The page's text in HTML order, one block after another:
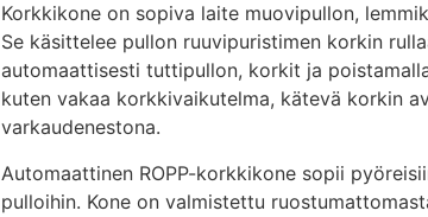
Korkkikone on sopiva laite muovipullon,
Se käsittelee pullon ruuvipuristimen korkin
automaattisesti tuttipullon, korkit ja
kuten vakaa korkkivaikutelma, kätevä korkin
varkaudenestona.
Automaattinen ROPP-korkkikone sopii
pulloihin. Kone on valmistettu